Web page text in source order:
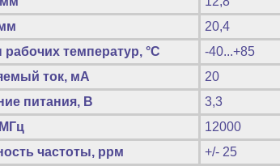
20,4
рабочих температур, °C
-40...+85
ток, мА
20
питания, В
3,3
12000
частоты, ррм
+/- 25